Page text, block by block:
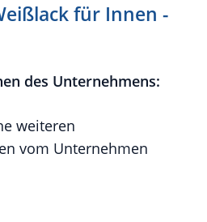
für Innen -
des Unternehmens:
weiteren
vom Unternehmen